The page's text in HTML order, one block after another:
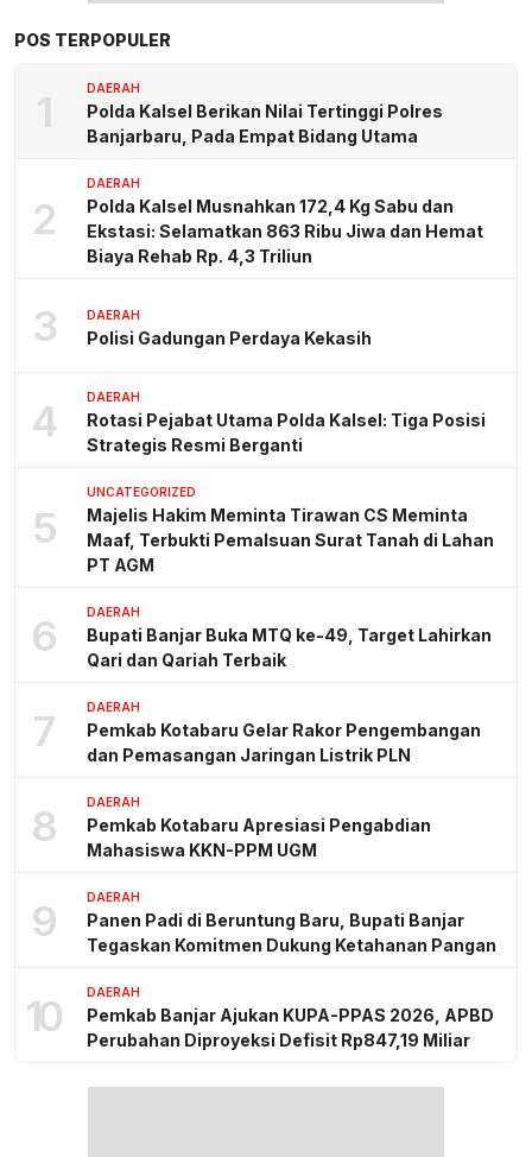
POS TERPOPULER
1 DAERAH
Polda Kalsel Berikan Nilai Tertinggi Polres
Banjarbaru, Pada Empat Bidang Utama
2
DAERAH
Polda Kalsel Musnahkan 172,4 Kg Sabu dan
Ekstasi: Selamatkan 863 Ribu Jiwa dan Hemat
Biaya Rehab Rp. 4,3 Triliun
3 DAERAH
Polisi Gadungan Perdaya Kekasih
4 DAERAH
Rotasi Pejabat Utama Polda Kalsel: Tiga Posisi
Strategis Resmi Berganti
5
UNCATEGORIZED
Majelis Hakim Meminta Tirawan CS Meminta
Maaf, Terbukti Pemalsuan Surat Tanah di Lahan
PT AGM
6 DAERAH
Bupati Banjar Buka MTQ ke-49, Target Lahirkan
Qari dan Qariah Terbaik
7 DAERAH
Pemkab Kotabaru Gelar Rakor Pengembangan
dan Pemasangan Jaringan Listrik PLN
8 DAERAH
Pemkab Kotabaru Apresiasi Pengabdian
Mahasiswa KKN-PPM UGM
9 DAERAH
Panen Padi di Beruntung Baru, Bupati Banjar
Tegaskan Komitmen Dukung Ketahanan Pangan
10 DAERAH
Pemkab Banjar Ajukan KUPA-PPAS 2026, APBD
Perubahan Diproyeksi Defisit Rp847,19 Miliar